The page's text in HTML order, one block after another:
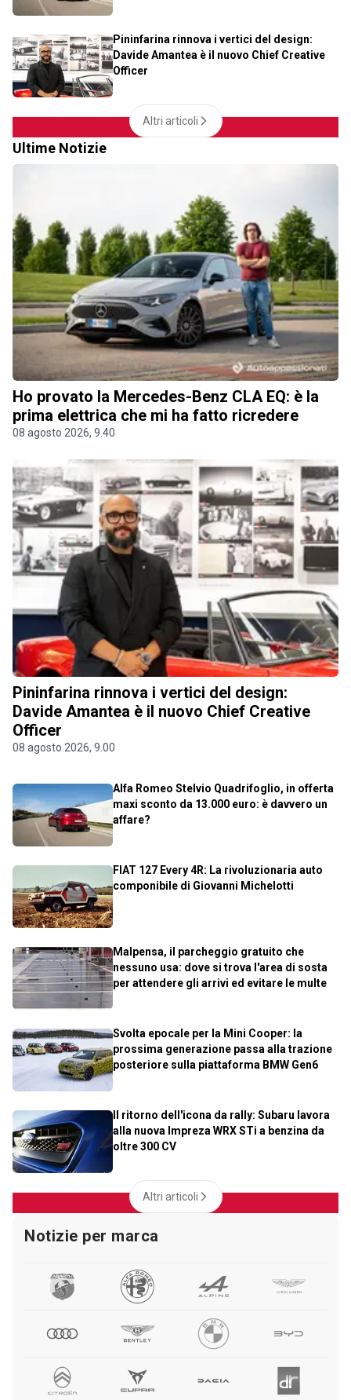
Pininfarina rinnova i vertici del design:
Davide Amantea è il nuovo Chief Creative
Officer
Altri articoli
Ultime Notizie
Ho provato la Mercedes-Benz CLA EQ: è la
prima elettrica che mi ha fatto ricredere
08 agosto 2026, 9.40
Pininfarina rinnova i vertici del design:
Davide Amantea è il nuovo Chief Creative
Officer
08 agosto 2026, 9.00
Alfa Romeo Stelvio Quadrifoglio, in offerta
maxi sconto da 13.000 euro: è davvero un
affare?
FIAT 127 Every 4R: La rivoluzionaria auto
componibile di Giovanni Michelotti
Malpensa, il parcheggio gratuito che
nessuno usa: dove si trova l'area di sosta
per attendere gli arrivi ed evitare le multe
Svolta epocale per la Mini Cooper: la
prossima generazione passa alla trazione
posteriore sulla piattaforma BMW Gen6
Il ritorno dell'icona da rally: Subaru lavora
alla nuova Impreza WRX STi a benzina da
oltre 300 CV
Altri articoli
Notizie per marca